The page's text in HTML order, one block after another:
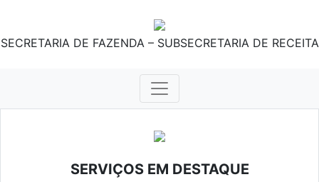
SECRETARIA DE FAZENDA – SUBSECRETARIA DE RECEITA
SERVIÇOS EM DESTAQUE